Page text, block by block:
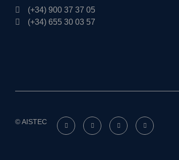
(+34) 900 37 37 05
(+34) 655 30 03 57
© AISTEC